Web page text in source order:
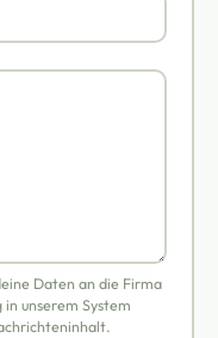
Daten an die Firma
unserem System